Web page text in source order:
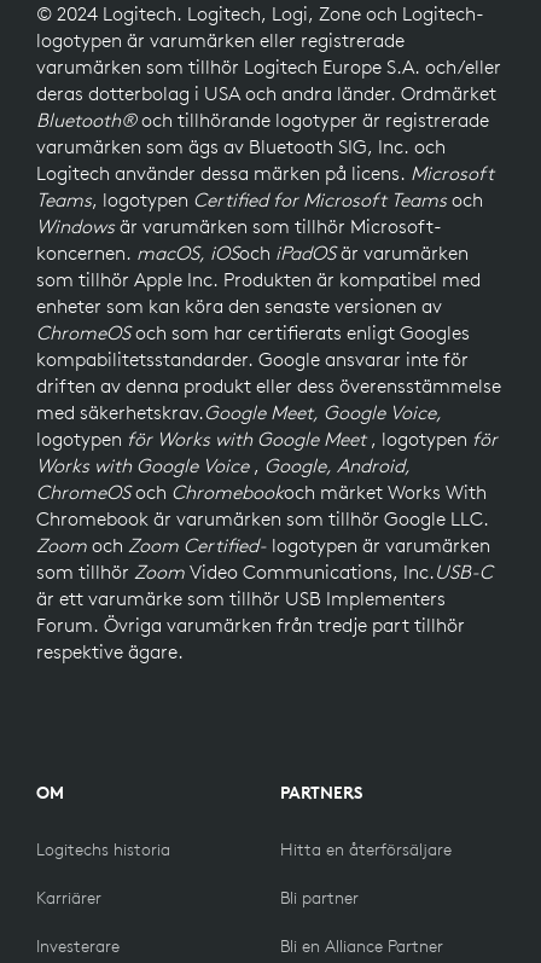
© 2024 Logitech. Logitech, Logi, Zone och Logitech-
logotypen är varumärken eller registrerade
varumärken som tillhör Logitech Europe S.A. och/eller
deras dotterbolag i USA och andra länder. Ordmärket
Bluetooth®och tillhörande logotyper är registrerade
varumärken som ägs av Bluetooth SIG, Inc. och
Logitech använder dessa märken på licens. Microsoft
Teams, logotypen Certified for Microsoft Teamsoch
Windowsär varumärken som tillhör Microsoft-
koncernen. macOS, iOSoch iPadOSär varumärken
som tillhör Apple Inc. Produkten är kompatibel med
enheter som kan köra den senaste versionen av
ChromeOSoch som har certifierats enligt Googles
kompabilitetsstandarder. Google ansvarar inte för
driften av denna produkt eller dess överensstämmelse
med säkerhetskrav.Google Meet, Google Voice,
logotypen för Works with Google Meet, logotypen för
Works with Google Voice, Google, Android,
ChromeOSoch Chromebookoch märket Works With
Chromebook är varumärken som tillhör Google LLC.
Zoom och Zoom Certified- logotypen är varumärken
som tillhör Zoom Video Communications, Inc.USB-C
är ett varumärke som tillhör USB Implementers
Forum. Övriga varumärken från tredje part tillhör
respektive ägare.
OM
Logitechs historia
Karriärer
Investerare
PARTNERS
Hitta en återförsäljare
Bli partner
Bli en Alliance Partner